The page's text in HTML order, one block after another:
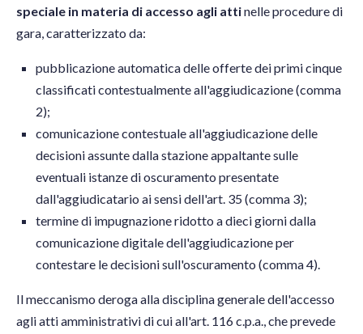
speciale in materia di accesso agli attinelle procedure di
gara, caratterizzato da:
pubblicazione automatica delle offerte dei primi cinque
classificati contestualmente all'aggiudicazione (comma
2);
comunicazione contestuale all'aggiudicazione delle
decisioni assunte dalla stazione appaltante sulle
eventuali istanze di oscuramento presentate
dall'aggiudicatario ai sensi dell'art. 35 (comma 3);
termine di impugnazione ridotto a dieci giorni dalla
comunicazione digitale dell'aggiudicazione per
contestare le decisioni sull'oscuramento (comma 4).
Il meccanismo deroga alla disciplina generale dell'accesso
agli atti amministrativi di cui all'art. 116 c.p.a., che prevede